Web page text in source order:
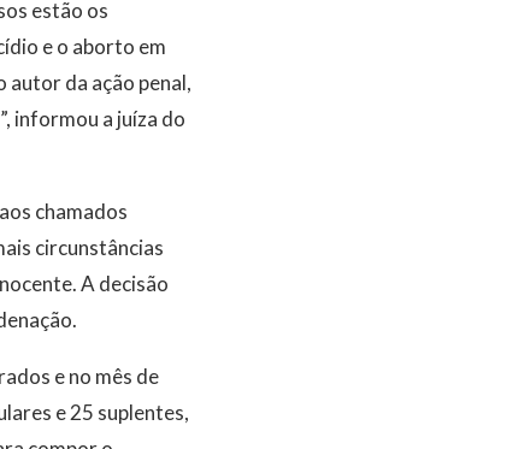
estão os
e o aborto em
da ação penal,
informou a juíza do
chamados
circunstâncias
A decisão
e no mês de
e 25 suplentes,